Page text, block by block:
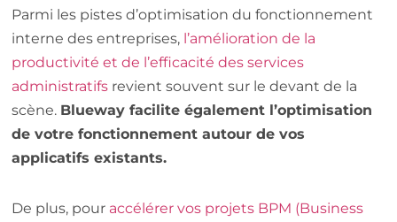
Parmi les pistes d’optimisation du fonctionnement
interne des entreprises, l’amélioration de la
productivité et de l’efficacité des services
administratifs revient souvent sur le devant de la
scène. Blueway facilite également l’optimisation
de votre fonctionnement autour de vos
applicatifs existants.
De plus, pour accélérer vos projets BPM (Business